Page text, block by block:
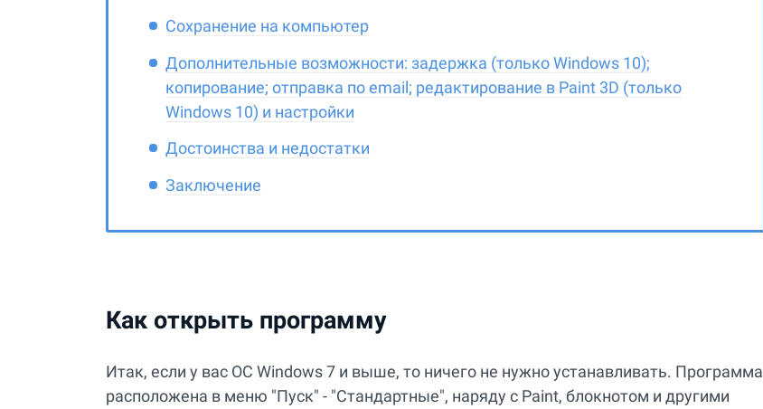
Сохранение на компьютер
Дополнительные возможности: задержка (только Windows 10);
копирование; отправка по email; редактирование в Paint 3D (только
Windows 10) и настройки
Достоинства и недостатки
Заключение
Как открыть программу
Итак, если у вас ОС Windows 7 и выше, то ничего не нужно устанавливать. Программа
расположена в меню "Пуск" - "Стандартные", наряду с Paint, блокнотом и другими